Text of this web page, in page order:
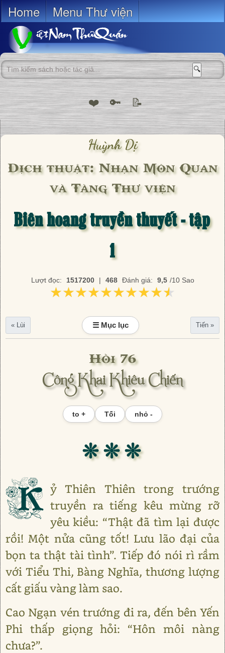
Home Menu Thư viện
🔍
❤️ 🔑 📝
Huỳnh Dị
Dịch thuật: Nhạn Môn Quan
và Tàng Thư viện
Biên hoang truyền thuyết - tập
1
Lượt đọc: 1517200 | 468 Đánh giá: 9,5 /10 Sao
★★★★★★★★★★
★★★★★★★★★★
« Lùi ☰ Mục lục Tiến »
Hồi 76
Công Khai Khiêu Chiến
to + Tối nhỏ -
❊ ❊ ❊
K ỷ Thiên Thiên trong trướng
truyền ra tiếng kêu mừng rỡ
yêu kiều: “Thật đã tìm lại được
rồi! Một nửa cũng tốt! Lưu lão đại của
bọn ta thật tài tình”. Tiếp đó nói rì rầm
với Tiểu Thi, Bàng Nghĩa, thương lượng
cất giấu vàng làm sao.
Cao Ngạn vén trướng đi ra, đến bên Yến
Phi thấp giọng hỏi: “Hôn môi nàng
chưa?”.